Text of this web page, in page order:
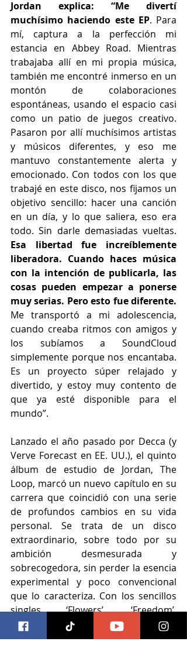
Jordan explica: “Me divertí
muchísimo haciendo este EP. Para
mí, captura a la perfección mi
estancia en Abbey Road. Mientras
trabajaba allí en mi propia música,
también me encontré inmerso en un
montón de colaboraciones
espontáneas, usando el espacio casi
como un patio de juegos creativo.
Pasaron por allí muchísimos artistas
y músicos diferentes, y eso me
mantuvo constantemente alerta y
emocionado. Con todos con los que
trabajé en este disco, nos fijamos un
objetivo sencillo: hacer una canción
en un día, y lo que saliera, eso era
todo. Sin darle demasiadas vueltas.
Esa libertad fue increíblemente
liberadora. Cuando haces música
con la intención de publicarla, las
cosas pueden empezar a ponerse
muy serias. Pero esto fue diferente.
Me transportó a mi adolescencia,
cuando creaba ritmos con amigos y
los subíamos a SoundCloud
simplemente porque nos encantaba.
Es un proyecto súper relajado y
divertido, y estoy muy contento de
que ya esté disponible para el
mundo”.
Lanzado el año pasado por Decca (y
Verve Forecast en EE. UU.), el quinto
álbum de estudio de Jordan, The
Loop, marcó un nuevo capítulo en su
carrera que coincidió con una serie
de profundos cambios en su vida
personal. Se trata de un disco
extraordinario, sobre todo por su
ambición desmesurada y
sobrecogedora, sin perder la esencia
experimental y poco convencional
que lo caracteriza. Con los sencillos
singles ‘Flowers’, ‘Freedom’,
‘Learning’, ‘Friend or Foe’ y ‘Trust’, el
álbum exhibe su estilo de producción